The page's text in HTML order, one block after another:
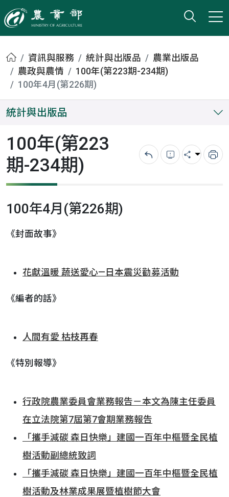
農業部
打開
小版
首頁資訊與服務 統計與出版品
農業出版品
農政與農情
100年(第223期-234期)
100年4月(第226期)
統計與出版品
100年(第223
期-234期)
回上一頁錯誤回報
分享 列
100年4月(第226期)
《封面故事》
花獻溫暖 蔬送愛心—日本震災勸募活動
《編者的話》
人間有愛 枯枝再春
《特別報導》
行政院農業委員會業務報告－本文為陳主任委員
在立法院第7屆第7會期業務報告
「攜手減碳 森日快樂」建國一百年中樞暨全民植
樹活動副總統致詞
「攜手減碳 森日快樂」建國一百年中樞暨全民植
樹活動及林業成果展暨植樹節大會